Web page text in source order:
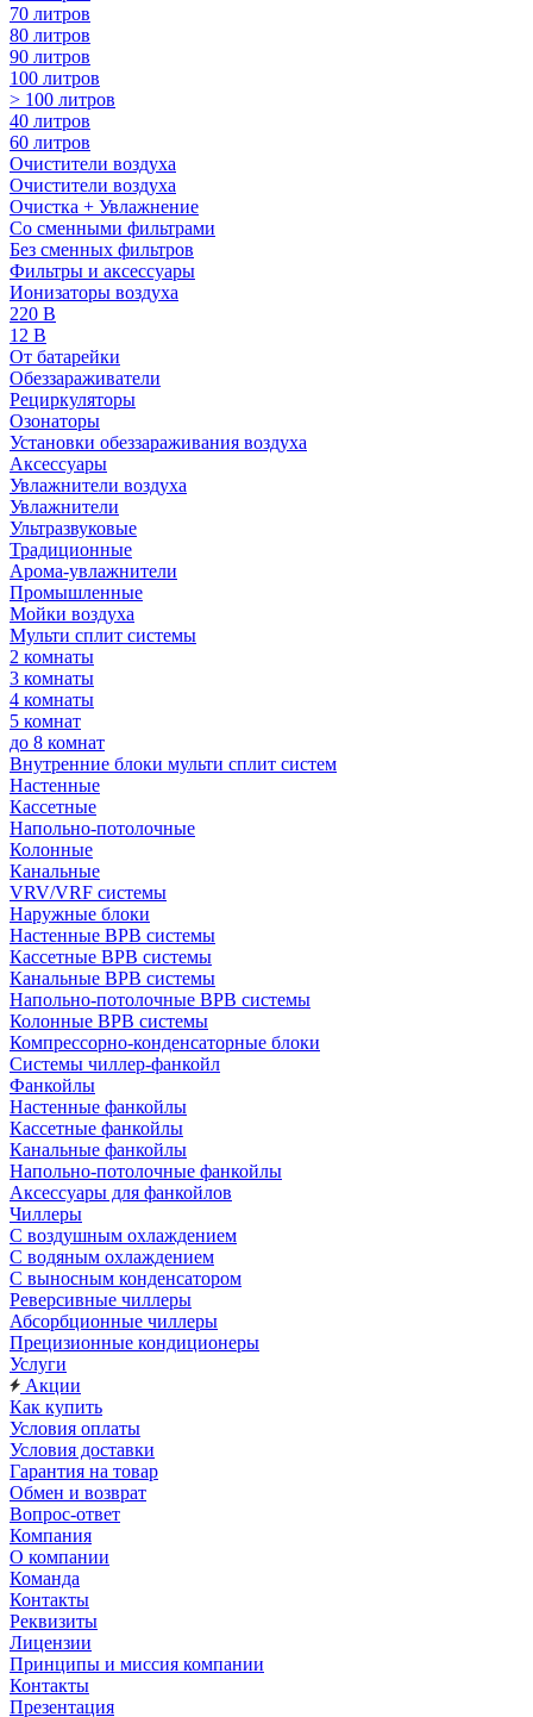
70 литров
80 литров
90 литров
100 литров
> 100 литров
40 литров
60 литров
Очистители воздуха
Очистители воздуха
Очистка + Увлажнение
Cо сменными фильтрами
Без сменных фильтров
Фильтры и аксессуары
Ионизаторы воздуха
220 В
12 В
От батарейки
Обеззараживатели
Рециркуляторы
Озонаторы
Установки обеззараживания воздуха
Аксессуары
Увлажнители воздуха
Увлажнители
Ультразвуковые
Традиционные
Арома-увлажнители
Промышленные
Мойки воздуха
Мульти сплит системы
2 комнаты
3 комнаты
4 комнаты
5 комнат
до 8 комнат
Внутренние блоки мульти сплит систем
Настенные
Кассетные
Напольно-потолочные
Колонные
Канальные
VRV/VRF системы
Наружные блоки
Настенные ВРВ системы
Кассетные ВРВ системы
Канальные ВРВ системы
Напольно-потолочные ВРВ системы
Колонные ВРВ системы
Компрессорно-конденсаторные блоки
Системы чиллер-фанкойл
Фанкойлы
Настенные фанкойлы
Кассетные фанкойлы
Канальные фанкойлы
Напольно-потолочные фанкойлы
Аксессуары для фанкойлов
Чиллеры
С воздушным охлаждением
С водяным охлаждением
С выносным конденсатором
Реверсивные чиллеры
Абсорбционные чиллеры
Прецизионные кондиционеры
Услуги
Акции
Как купить
Условия оплаты
Условия доставки
Гарантия на товар
Обмен и возврат
Вопрос-ответ
Компания
О компании
Команда
Контакты
Реквизиты
Лицензии
Принципы и миссия компании
Контакты
Презентация